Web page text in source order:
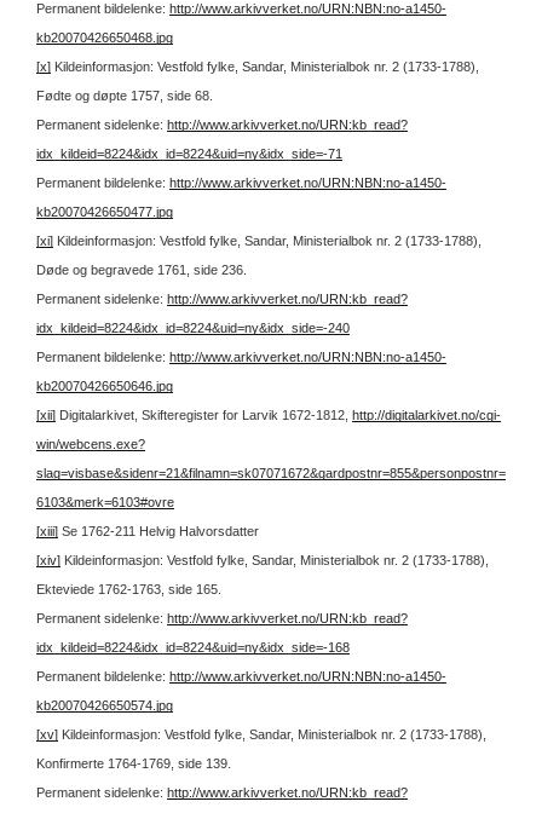
Permanent bildelenke: http://www.arkivverket.no/URN:NBN:no-a1450-
kb20070426650468.jpg
[x] Kildeinformasjon: Vestfold fylke, Sandar, Ministerialbok nr. 2 (1733-1788),
Fødte og døpte 1757, side 68.
Permanent sidelenke: http://www.arkivverket.no/URN:kb_read?
idx_kildeid=8224&idx_id=8224&uid=ny&idx_side=-71
Permanent bildelenke: http://www.arkivverket.no/URN:NBN:no-a1450-
kb20070426650477.jpg
[xi] Kildeinformasjon: Vestfold fylke, Sandar, Ministerialbok nr. 2 (1733-1788),
Døde og begravede 1761, side 236.
Permanent sidelenke: http://www.arkivverket.no/URN:kb_read?
idx_kildeid=8224&idx_id=8224&uid=ny&idx_side=-240
Permanent bildelenke: http://www.arkivverket.no/URN:NBN:no-a1450-
kb20070426650646.jpg
[xii] Digitalarkivet, Skifteregister for Larvik 1672-1812, http://digitalarkivet.no/cgi-
win/webcens.exe?
slag=visbase&sidenr=21&filnamn=sk07071672&gardpostnr=855&personpostnr=
6103&merk=6103#ovre
[xiii] Se 1762-211 Helvig Halvorsdatter
[xiv] Kildeinformasjon: Vestfold fylke, Sandar, Ministerialbok nr. 2 (1733-1788),
Ekteviede 1762-1763, side 165.
Permanent sidelenke: http://www.arkivverket.no/URN:kb_read?
idx_kildeid=8224&idx_id=8224&uid=ny&idx_side=-168
Permanent bildelenke: http://www.arkivverket.no/URN:NBN:no-a1450-
kb20070426650574.jpg
[xv] Kildeinformasjon: Vestfold fylke, Sandar, Ministerialbok nr. 2 (1733-1788),
Konfirmerte 1764-1769, side 139.
Permanent sidelenke: http://www.arkivverket.no/URN:kb_read?